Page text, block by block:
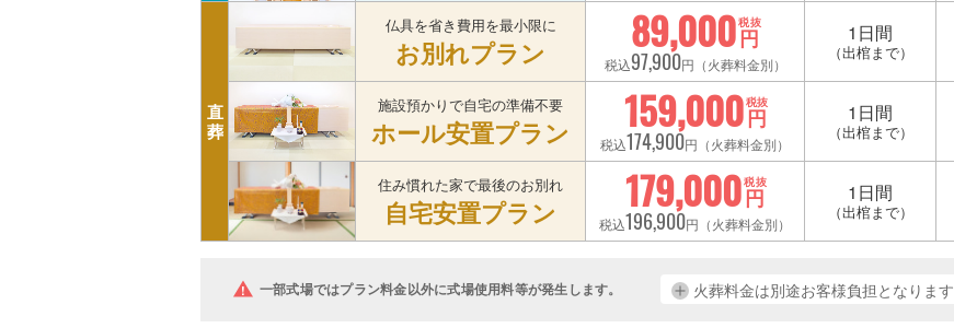
直
葬
仏具を省き費用を最小限に
お別れプラン 89,000円
税抜
税込97,900円（火葬料金別）
1日間
（出棺まで）
施設預かりで自宅の準備不要
ホール安置プラン 159,000円
税抜
税込174,900円（火葬料金別）
1日間
（出棺まで）
住み慣れた家で最後のお別れ
自宅安置プラン 179,000円
税抜
税込196,900円（火葬料金別）
1日間
（出棺まで）
一部式場ではプラン料金以外に式場使用料等が発生します。 火葬料金は別途お客様負担となります